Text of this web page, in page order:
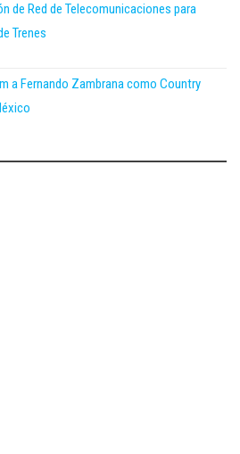
de Red de Telecomunicaciones para
Trenes
a Fernando Zambrana como Country